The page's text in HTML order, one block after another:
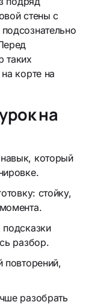
стены с
таких
корте на
на
который
стойку,
разбор.
повторений,
разобрать